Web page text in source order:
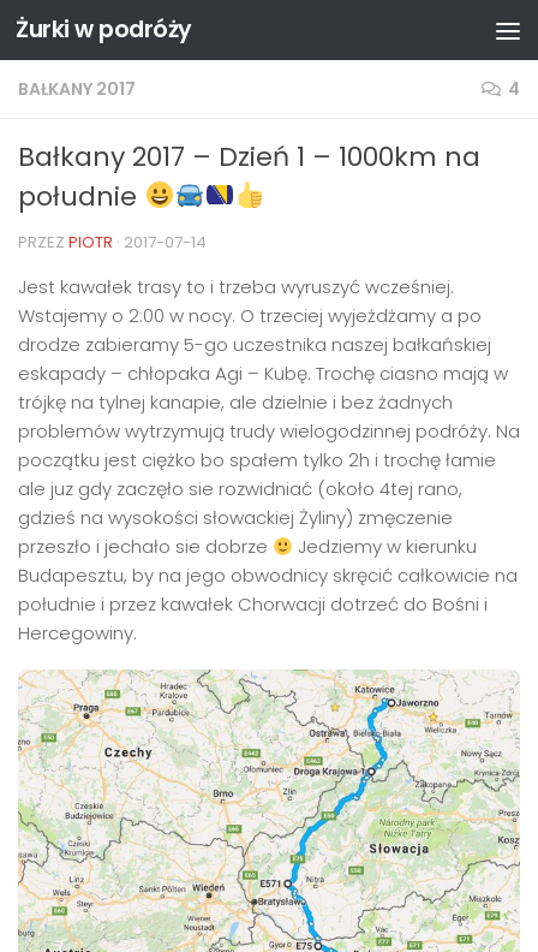
Przejdź do treści
Żurki w podróży
BAŁKANY 2017 4
Bałkany 2017 – Dzień 1 – 1000km na
południe
PRZEZ PIOTR · 2017-07-14
Jest kawałek trasy to i trzeba wyruszyć wcześniej.
Wstajemy o 2:00 w nocy. O trzeciej wyjeżdżamy a po
drodze zabieramy 5-go uczestnika naszej bałkańskiej
eskapady – chłopaka Agi – Kubę. Trochę ciasno mają w
trójkę na tylnej kanapie, ale dzielnie i bez żadnych
problemów wytrzymują trudy wielogodzinnej podróży. Na
początku jest ciężko bo spałem tylko 2h i trochę łamie
ale juz gdy zaczęło sie rozwidniać (około 4tej rano,
gdzieś na wysokości słowackiej Żyliny) zmęczenie
przeszło i jechało sie dobrze
Jedziemy w kierunku
Budapesztu, by na jego obwodnicy skręcić całkowicie na
południe i przez kawałek Chorwacji dotrzeć do Bośni i
Hercegowiny.